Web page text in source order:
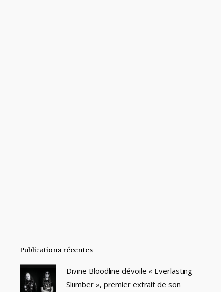
Publications récentes
Divine Bloodline dévoile « Everlasting
Slumber », premier extrait de son